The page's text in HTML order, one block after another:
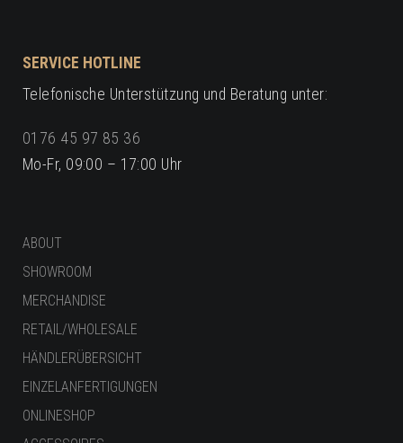
SERVICE HOTLINE
Telefonische Unterstützung und Beratung unter:
0176 45 97 85 36
Mo-Fr, 09:00 – 17:00 Uhr
ABOUT
SHOWROOM
MERCHANDISE
RETAIL/WHOLESALE
HÄNDLERÜBERSICHT
EINZELANFERTIGUNGEN
ONLINESHOP